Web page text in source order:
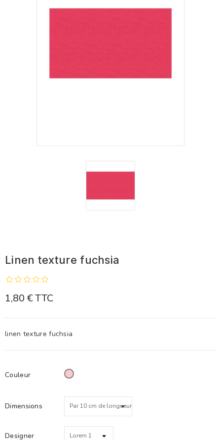
Linen texture fuchsia
1,80 €TTC
linen texture fuchsia
Couleur Rose
Dimensions
Designer